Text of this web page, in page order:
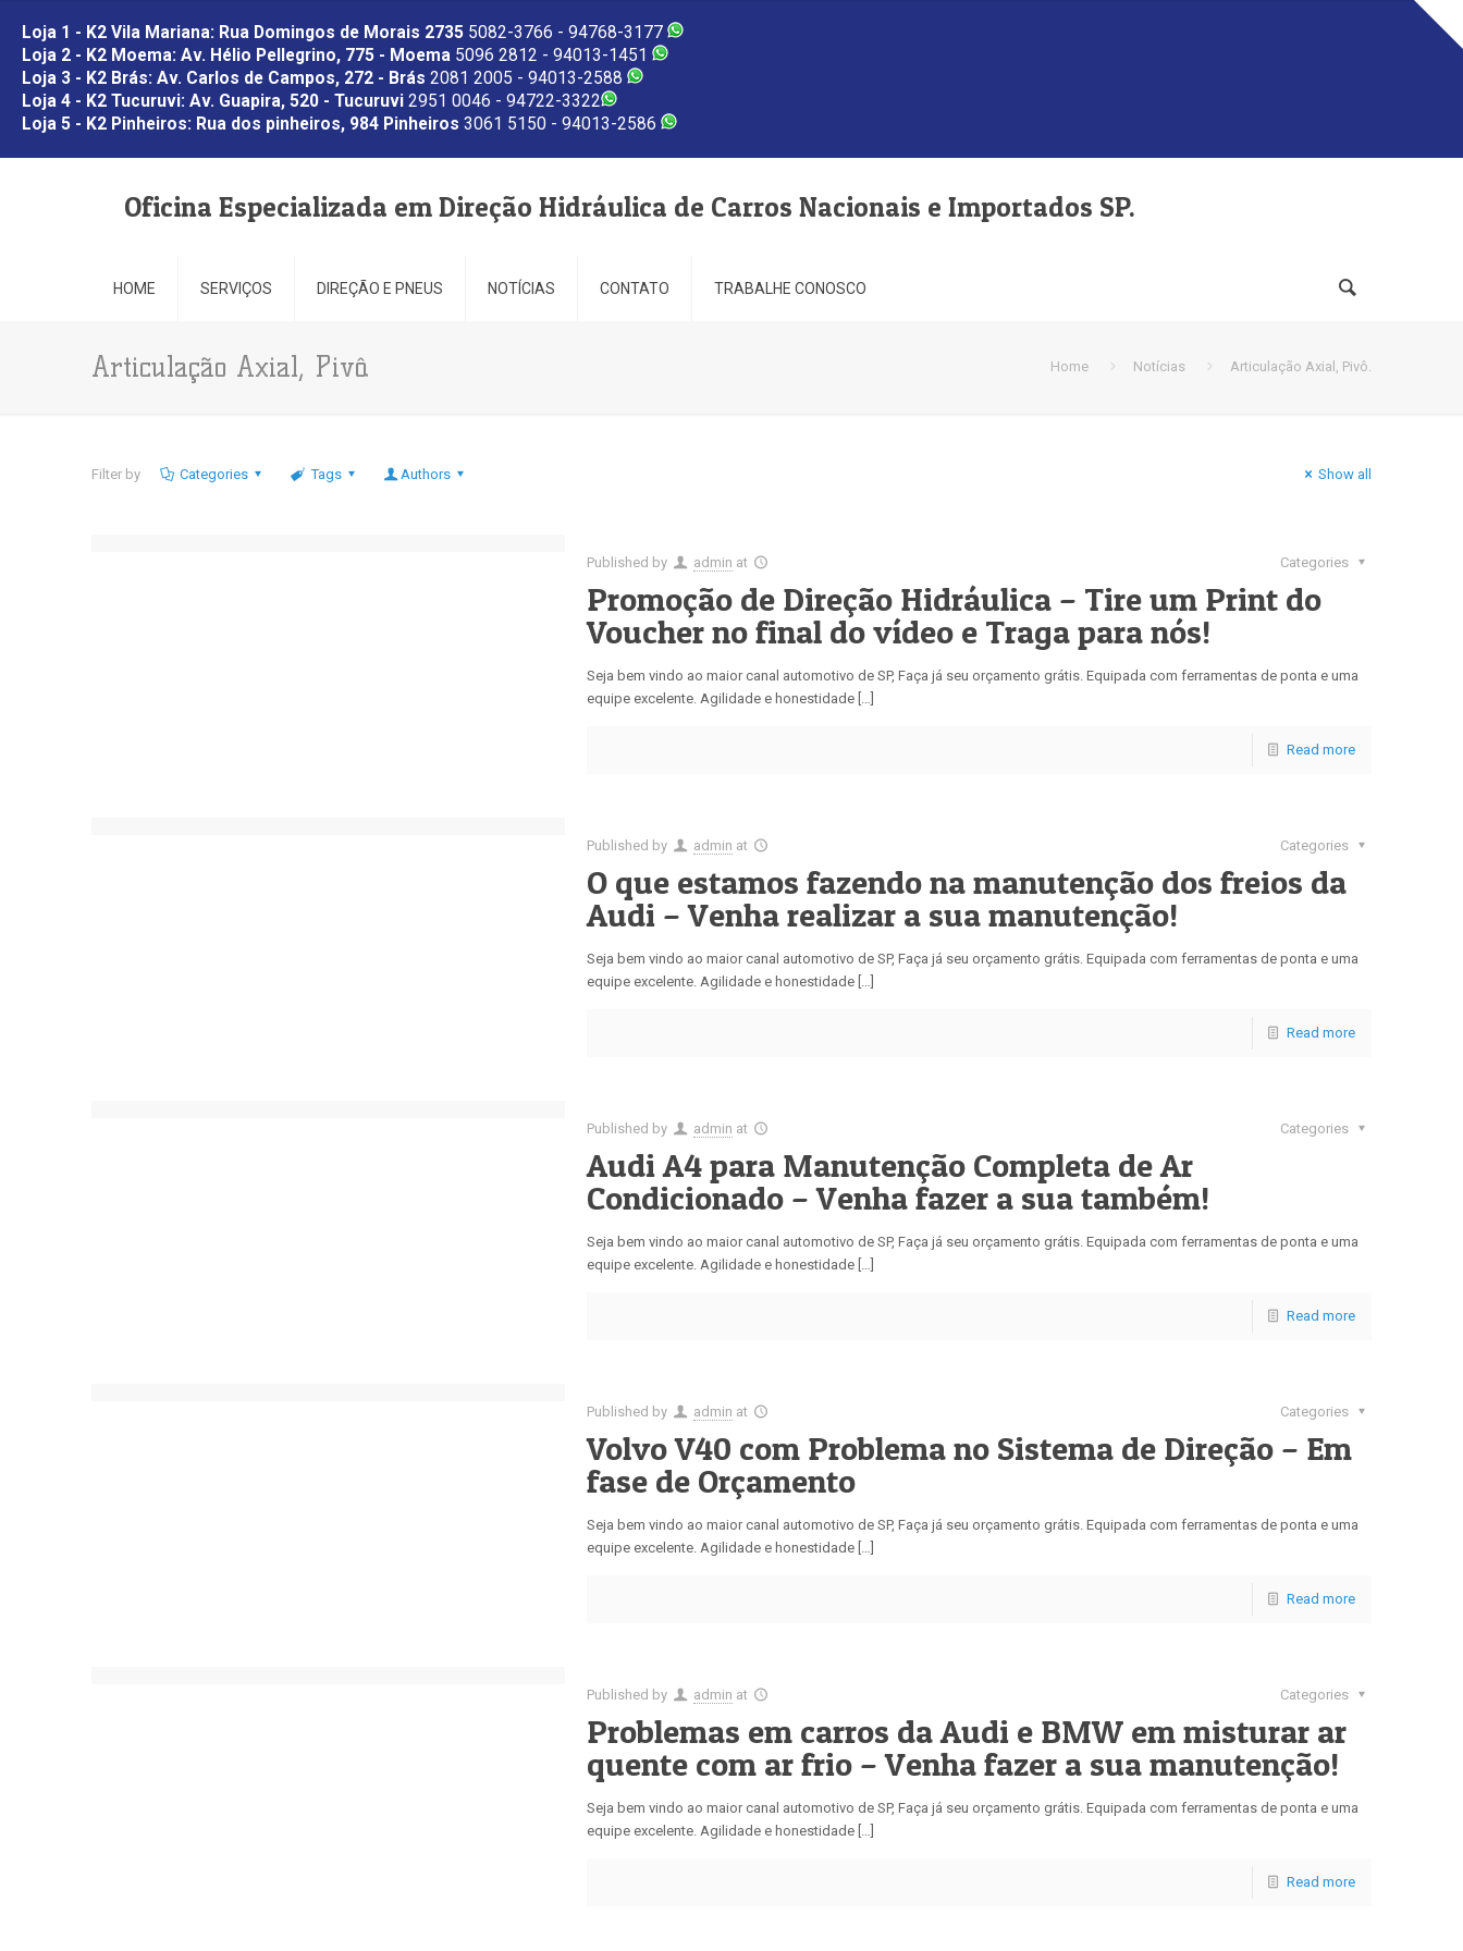
Loja 1 - K2 Vila Mariana: Rua Domingos de Morais 2735 5082-3766 - 94768-3177
Loja 2 - K2 Moema: Av. Hélio Pellegrino, 775 - Moema 5096 2812 - 94013-1451
Loja 3 - K2 Brás: Av. Carlos de Campos, 272 - Brás 2081 2005 - 94013-2588
Loja 4 - K2 Tucuruvi: Av. Guapira, 520 - Tucuruvi 2951 0046 - 94722-3322
Loja 5 - K2 Pinheiros: Rua dos pinheiros, 984 Pinheiros 3061 5150 - 94013-2586
Oficina Especializada em Direção Hidráulica de Carros Nacionais e Importados SP.
HOME SERVIÇOS DIREÇÃO E PNEUS NOTÍCIAS CONTATO TRABALHE CONOSCO
Articulação Axial, Pivô. Home Notícias Articulação Axial, Pivô.
Filter by Categories Tags Authors Show all
Published by admin at Categories
Promoção de Direção Hidráulica – Tire um Print do
Voucher no final do vídeo e Traga para nós!
Seja bem vindo ao maior canal automotivo de SP, Faça já seu orçamento grátis. Equipada com ferramentas de ponta e uma
equipe excelente. Agilidade e honestidade […]
Read more
Published by admin at Categories
O que estamos fazendo na manutenção dos freios da
Audi – Venha realizar a sua manutenção!
Seja bem vindo ao maior canal automotivo de SP, Faça já seu orçamento grátis. Equipada com ferramentas de ponta e uma
equipe excelente. Agilidade e honestidade […]
Read more
Published by admin at Categories
Audi A4 para Manutenção Completa de Ar
Condicionado – Venha fazer a sua também!
Seja bem vindo ao maior canal automotivo de SP, Faça já seu orçamento grátis. Equipada com ferramentas de ponta e uma
equipe excelente. Agilidade e honestidade […]
Read more
Published by admin at Categories
Volvo V40 com Problema no Sistema de Direção – Em
fase de Orçamento
Seja bem vindo ao maior canal automotivo de SP, Faça já seu orçamento grátis. Equipada com ferramentas de ponta e uma
equipe excelente. Agilidade e honestidade […]
Read more
Published by admin at Categories
Problemas em carros da Audi e BMW em misturar ar
quente com ar frio – Venha fazer a sua manutenção!
Seja bem vindo ao maior canal automotivo de SP, Faça já seu orçamento grátis. Equipada com ferramentas de ponta e uma
equipe excelente. Agilidade e honestidade […]
Read more